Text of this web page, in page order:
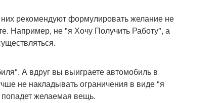
рекомендуют формулировать желание не
Например, не "я Хочу Получить Работу", а
А вдруг вы выиграете автомобиль в
не накладывать ограничения в виде "я
попадет желаемая вещь.